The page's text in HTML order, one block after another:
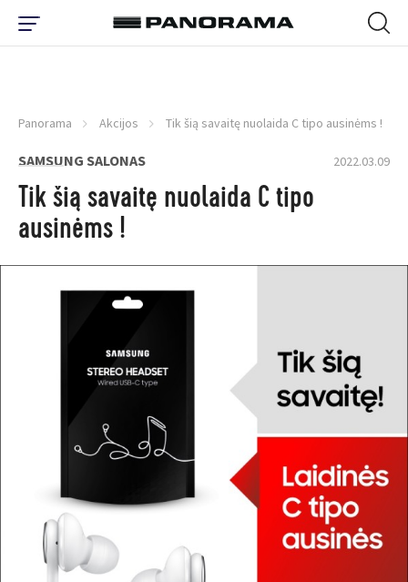
Panorama Akcijos Tik šią savaitę nuolaida C tipo ausinėms !
SAMSUNG SALONAS 2022.03.09
Tik šią savaitę nuolaida C tipo
ausinėms !